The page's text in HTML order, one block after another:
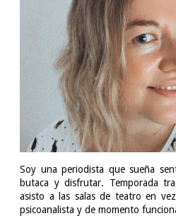
Soy una periodista que sueña
butaca y disfrutar. Temporada
asisto a las salas de teatro en
psicoanalista y de momento